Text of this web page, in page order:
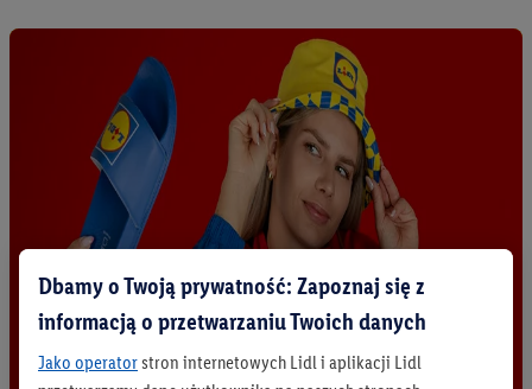
Dbamy o Twoją prywatność: Zapoznaj się z
informacją o przetwarzaniu Twoich danych
Jako operatorstron internetowych Lidl i aplikacji Lidl